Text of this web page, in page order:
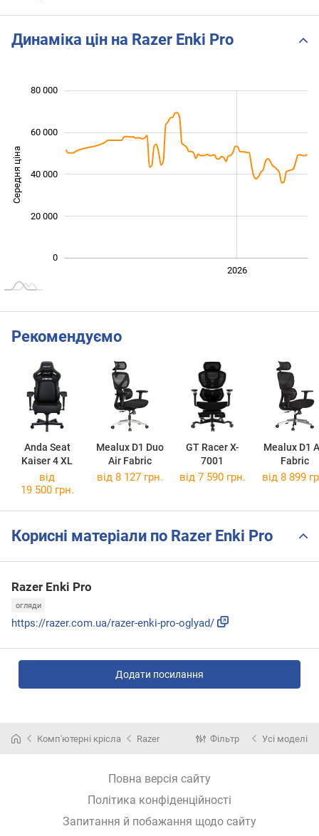
Динаміка цін на Razer Enki Pro
Середня ціна 10 000
0
20 000
40 000
60 000
80 000
2026
Рекомендуємо
Anda Seat
Kaiser 4 XL
Mealux D1 Duo
Air Fabric
GT Racer X-
7001
Mealux D1
Fabric
від
19 500 грн.
від 8 127 грн. від 7 590 грн. від 8 899
Корисні матеріали по Razer Enki Pro
Razer Enki Pro
огляди
https://razer.com.ua/razer-enki-pro-oglyad/
Додати посилання
Комп'ютерні крісла Razer Фільтр Усі моделі
Повна версія сайту
Політика конфіденційності
Запитання й побажання щодо сайту